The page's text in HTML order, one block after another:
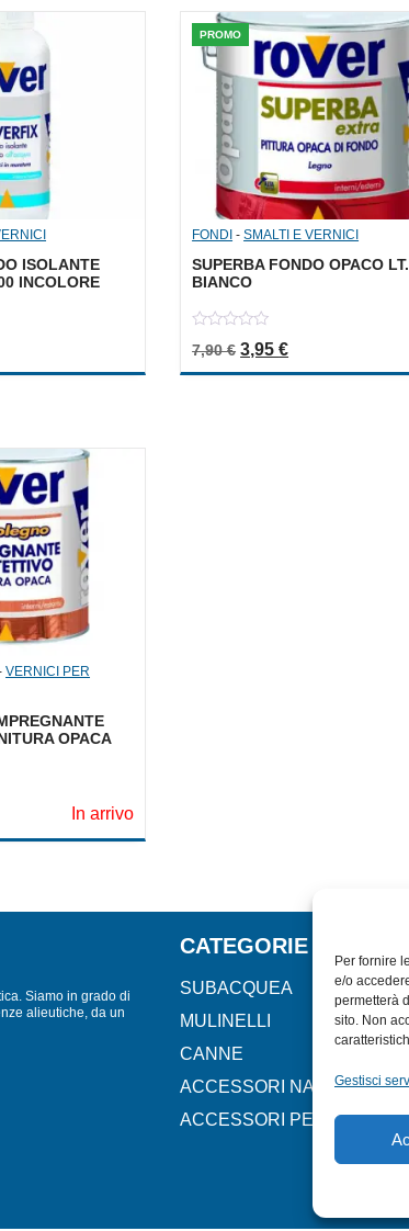
Per fornire
e/o
permetterà
sito. Non
Gestisci
ISOLANTE
INCOLORE
era: 5,00 €.
attuale è: 2,50 €.
PROMO
FONDI -SMALTI E VERNICI
SUPERBA FONDO OPACO
BIANCO
out
7,90€ Il prezzo originale
3,95€Il prezzo
VERNICI PER
OPACA
originale era: 10,00 €.
attuale è: 5,00 €.
In arrivo
Siamo in grado di
alieutiche, da un
CATEGORIE
SUBACQUEA
MULINELLI
CANNE
ACCESSORI NAUTICI
ACCESSORI PESCA